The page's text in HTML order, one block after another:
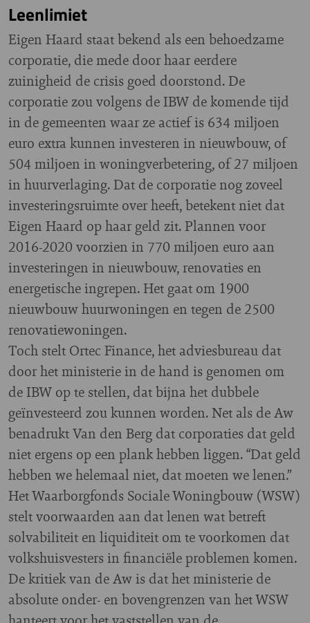
Leenlimiet
Eigen Haard staat bekend als een behoedzame
corporatie, die mede door haar eerdere
zuinigheid de crisis goed doorstond. De
corporatie zou volgens de IBW de komende tijd
in de gemeenten waar ze actief is 634 miljoen
euro extra kunnen investeren in nieuwbouw, of
504 miljoen in woningverbetering, of 27 miljoen
in huurverlaging. Dat de corporatie nog zoveel
investeringsruimte over heeft, betekent niet dat
Eigen Haard op haar geld zit. Plannen voor
2016-2020 voorzien in 770 miljoen euro aan
investeringen in nieuwbouw, renovaties en
energetische ingrepen. Het gaat om 1900
nieuwbouw huurwoningen en tegen de 2500
renovatiewoningen.
Toch stelt Ortec Finance, het adviesbureau dat
door het ministerie in de hand is genomen om
de IBW op te stellen, dat bijna het dubbele
geïnvesteerd zou kunnen worden. Net als de Aw
benadrukt Van den Berg dat corporaties dat geld
niet ergens op een plank hebben liggen. “Dat geld
hebben we helemaal niet, dat moeten we lenen.”
Het Waarborgfonds Sociale Woningbouw (WSW)
stelt voorwaarden aan dat lenen wat betreft
solvabiliteit en liquiditeit om te voorkomen dat
volkshuisvesters in financiële problemen komen.
De kritiek van de Aw is dat het ministerie de
absolute onder- en bovengrenzen van het WSW